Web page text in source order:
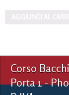
Corso
Porta 1 -